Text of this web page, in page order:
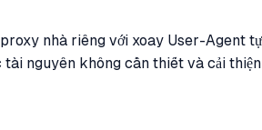
nhà riêng với xoay User-Agent
tài nguyên không cần thiết và cải